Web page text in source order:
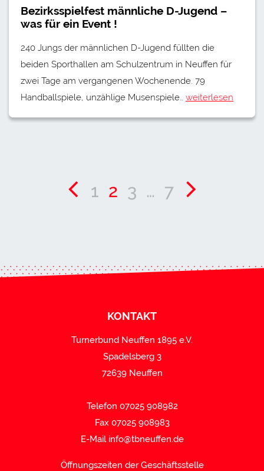
Bezirksspielfest männliche D-Jugend –
was für ein Event !
240 Jungs der männlichen D-Jugend füllten die
beiden Sporthallen am Schulzentrum in Neuffen für
zwei Tage am vergangenen Wochenende. 79
Handballspiele, unzählige Musenspiele… weiterlesen
1 2 3 … 7
KONTAKT
Turnerbund Neuffen 1895 e.V.
Spadelsberg 3
72639 Neuffen
Telefon 07025 908982
Fax 07025 908983
E-Mail info@tbneuffen.de
Öffnungszeiten der Geschäftsstelle